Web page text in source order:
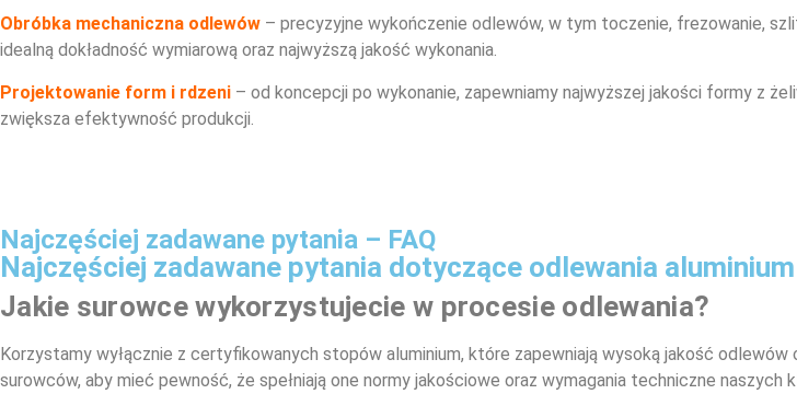
Obróbka mechaniczna odlewów – precyzyjne wykończenie odlewów, w tym toczenie, frezowanie,
idealną dokładność wymiarową oraz najwyższą jakość wykonania.
Projektowanie form i rdzeni – od koncepcji po wykonanie, zapewniamy najwyższej jakości formy z
zwiększa efektywność produkcji.
Najczęściej zadawane pytania – FAQ
Najczęściej zadawane pytania dotyczące odlewania
Jakie surowce wykorzystujecie w procesie odlewania?
Korzystamy wyłącznie z certyfikowanych stopów aluminium, które zapewniają wysoką jakość
surowców, aby mieć pewność, że spełniają one normy jakościowe oraz wymagania techniczne naszych